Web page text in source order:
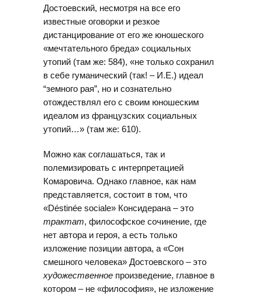
Достоевский, несмотря на все его
известные оговорки и резкое
дистанцирование от его же юношеского
«мечтательного бреда» социальных
утопий (там же: 584), «не только сохранил
в себе гуманический (так! – И.Е.) идеал
“земного рая”, но и сознательно
отождествлял его с своим юношеским
идеалом из французских социальных
утопий…» (там же: 610).
Можно как соглашаться, так и
полемизировать с интерпретацией
Комаровича. Однако главное, как нам
представляется, состоит в том, что
«Déstinée sociale» Консидерана – это
трактат, философское сочинение, где
нет автора и героя, а есть только
изложение позиции автора, а «Сон
смешного человека» Достоевского – это
художественное произведение, главное в
котором – не «философия», не изложение